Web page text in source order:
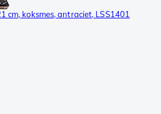
cm, koksmes, antraciet, LSS1401